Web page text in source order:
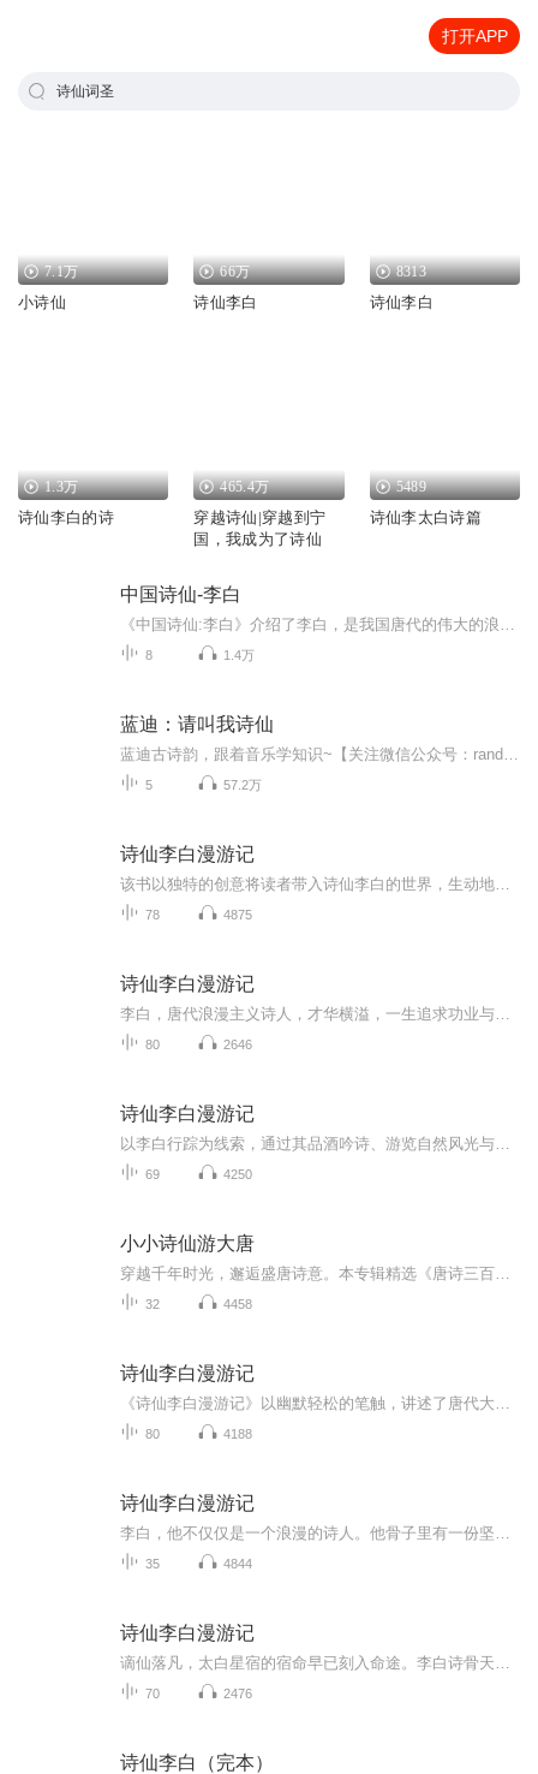
打开APP
诗仙词圣
7.1万
小诗仙
66万
诗仙李白
8313
诗仙李白
1.3万
诗仙李白的诗
465.4万
穿越诗仙|穿越到宁
国，我成为了诗仙
5489
诗仙李太白诗篇
中国诗仙-李白
8 1.4万
蓝迪：请叫我诗仙
5 57.2万
诗仙李白漫游记
78 4875
诗仙李白漫游记
80 2646
诗仙李白漫游记
69 4250
小小诗仙游大唐
32 4458
诗仙李白漫游记
80 4188
诗仙李白漫游记
35 4844
诗仙李白漫游记
70 2476
诗仙李白（完本）